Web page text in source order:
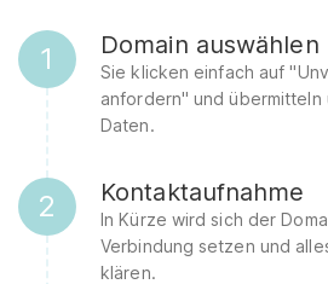
1 Domain auswählen
Sie klicken einfach auf
anfordern" und übermitteln
Daten.
2 Kontaktaufnahme
In Kürze wird sich der
Verbindung setzen und
klären.